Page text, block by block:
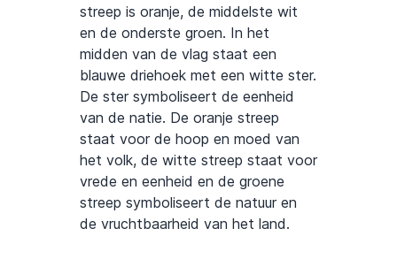
streep is oranje, de middelste wit
en de onderste groen. In het
midden van de vlag staat een
blauwe driehoek met een witte ster.
De ster symboliseert de eenheid
van de natie. De oranje streep
staat voor de hoop en moed van
het volk, de witte streep staat voor
vrede en eenheid en de groene
streep symboliseert de natuur en
de vruchtbaarheid van het land.